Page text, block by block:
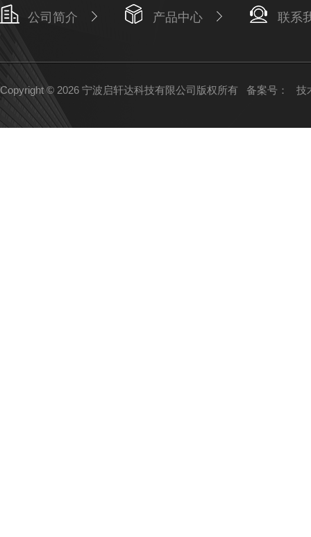
公司简介 产品中心 联系
Copyright © 2026 宁波启轩达科技有限公司版权所有 备案号： 技